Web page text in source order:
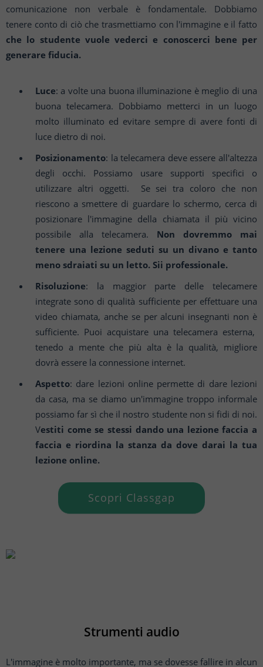
comunicazione non verbale è fondamentale. Dobbiamo
tenere conto di ciò che trasmettiamo con l'immagine e il fatto
che lo studente vuole vederci e conoscerci bene per
generare fiducia.
Luce: a volte una buona illuminazione è meglio di una
buona telecamera. Dobbiamo metterci in un luogo
molto illuminato ed evitare sempre di avere fonti di
luce dietro di noi.
Posizionamento: la telecamera deve essere all'altezza
degli occhi. Possiamo usare supporti specifici o
utilizzare altri oggetti. Se sei tra coloro che non
riescono a smettere di guardare lo schermo, cerca di
posizionare l'immagine della chiamata il più vicino
possibile alla telecamera. Non dovremmo mai
tenere una lezione seduti su un divano e tanto
meno sdraiati su un letto. Sii professionale.
Risoluzione: la maggior parte delle telecamere
integrate sono di qualità sufficiente per effettuare una
video chiamata, anche se per alcuni insegnanti non è
sufficiente. Puoi acquistare una telecamera esterna,
tenedo a mente che più alta è la qualità, migliore
dovrà essere la connessione internet.
Aspetto: dare lezioni online permette di dare lezioni
da casa, ma se diamo un'immagine troppo informale
possiamo far sì che il nostro studente non si fidi di noi.
Vestiti come se stessi dando una lezione faccia a
faccia e riordina la stanza da dove darai la tua
lezione online.
Scopri Classgap
Strumenti audio
L'immagine è molto importante, ma se dovesse fallire in alcun